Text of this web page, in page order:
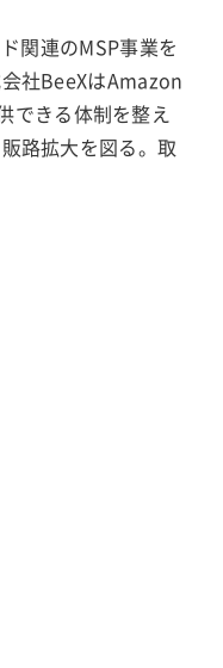
関連のMSP事業を
社BeeXはAmazon
できる体制を整え
路拡大を図る。取